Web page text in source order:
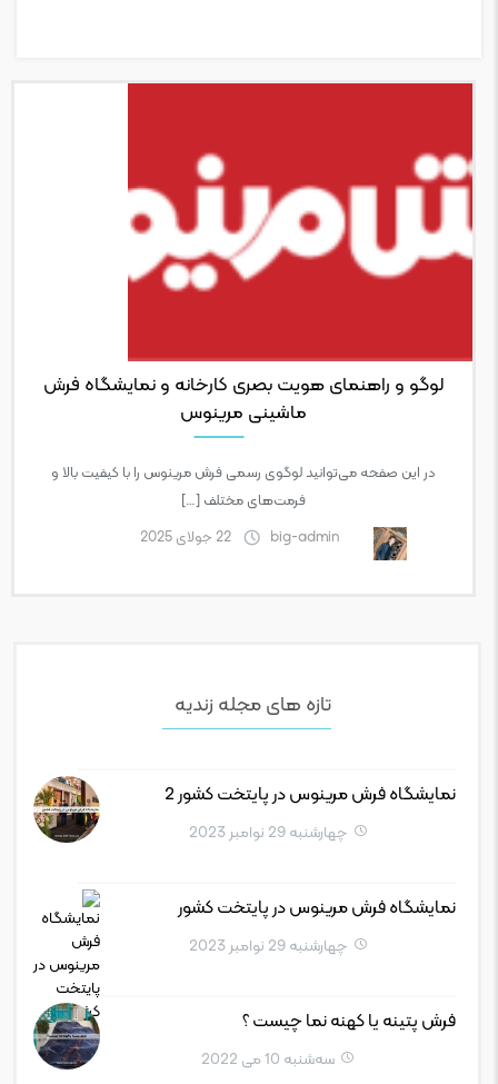
لوگو و راهنمای هویت بصری کارخانه و نمایشگاه فرش
ماشینی مرینوس
در این صفحه می‌توانید لوگوی رسمی فرش مرینوس را با کیفیت بالا و
فرمت‌های مختلف […]
big-admin
22 جولای 2025
تازه های مجله زندیه
نمایشگاه فرش مرینوس در پایتخت کشور 2
چهارشنبه 29 نوامبر 2023
نمایشگاه فرش مرینوس در پایتخت کشور
چهارشنبه 29 نوامبر 2023
فرش پتینه یا کهنه نما چیست ؟
سه‌شنبه 10 می 2022